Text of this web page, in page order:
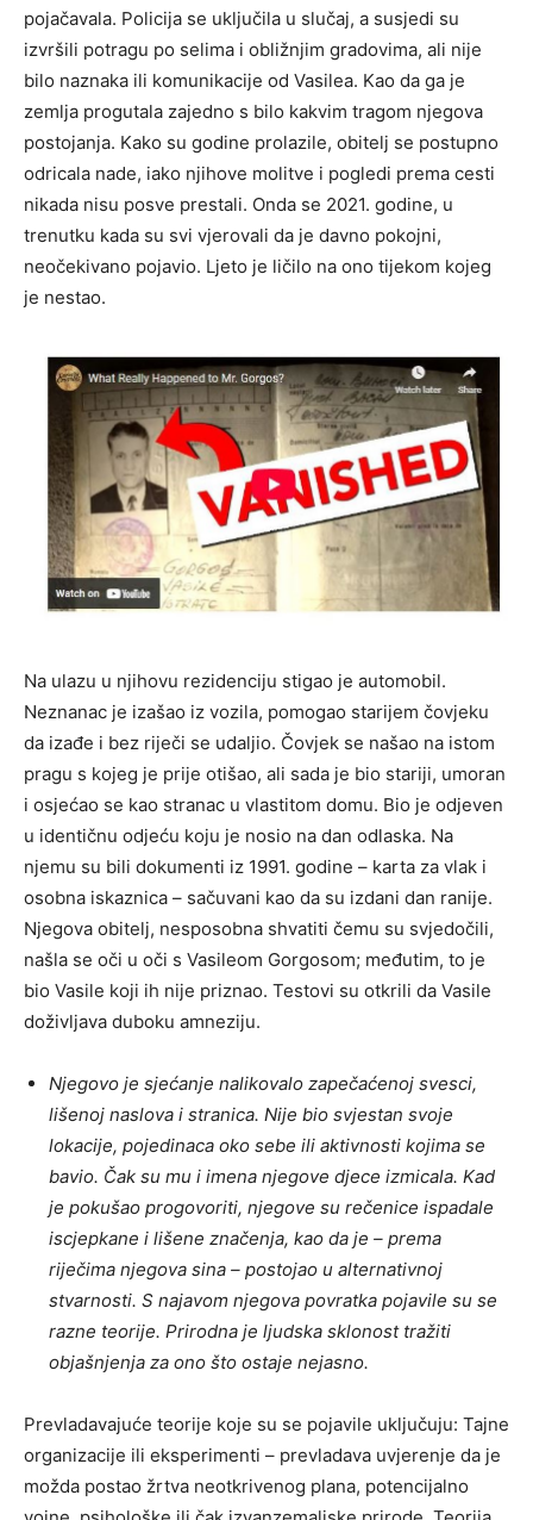
pojačavala. Policija se uključila u slučaj, a susjedi su
izvršili potragu po selima i obližnjim gradovima, ali nije
bilo naznaka ili komunikacije od Vasilea. Kao da ga je
zemlja progutala zajedno s bilo kakvim tragom njegova
postojanja. Kako su godine prolazile, obitelj se postupno
odricala nade, iako njihove molitve i pogledi prema cesti
nikada nisu posve prestali. Onda se 2021. godine, u
trenutku kada su svi vjerovali da je davno pokojni,
neočekivano pojavio. Ljeto je ličilo na ono tijekom kojeg
je nestao.
Na ulazu u njihovu rezidenciju stigao je automobil.
Neznanac je izašao iz vozila, pomogao starijem čovjeku
da izađe i bez riječi se udaljio. Čovjek se našao na istom
pragu s kojeg je prije otišao, ali sada je bio stariji, umoran
i osjećao se kao stranac u vlastitom domu. Bio je odjeven
u identičnu odjeću koju je nosio na dan odlaska. Na
njemu su bili dokumenti iz 1991. godine – karta za vlak i
osobna iskaznica – sačuvani kao da su izdani dan ranije.
Njegova obitelj, nesposobna shvatiti čemu su svjedočili,
našla se oči u oči s Vasileom Gorgosom; međutim, to je
bio Vasile koji ih nije priznao. Testovi su otkrili da Vasile
doživljava duboku amneziju.
Njegovo je sjećanje nalikovalo zapečaćenoj svesci,
lišenoj naslova i stranica. Nije bio svjestan svoje
lokacije, pojedinaca oko sebe ili aktivnosti kojima se
bavio. Čak su mu i imena njegove djece izmicala. Kad
je pokušao progovoriti, njegove su rečenice ispadale
iscjepkane i lišene značenja, kao da je – prema
riječima njegova sina – postojao u alternativnoj
stvarnosti. S najavom njegova povratka pojavile su se
razne teorije. Prirodna je ljudska sklonost tražiti
objašnjenja za ono što ostaje nejasno.
Prevladavajuće teorije koje su se pojavile uključuju: Tajne
organizacije ili eksperimenti – prevladava uvjerenje da je
možda postao žrtva neotkrivenog plana, potencijalno